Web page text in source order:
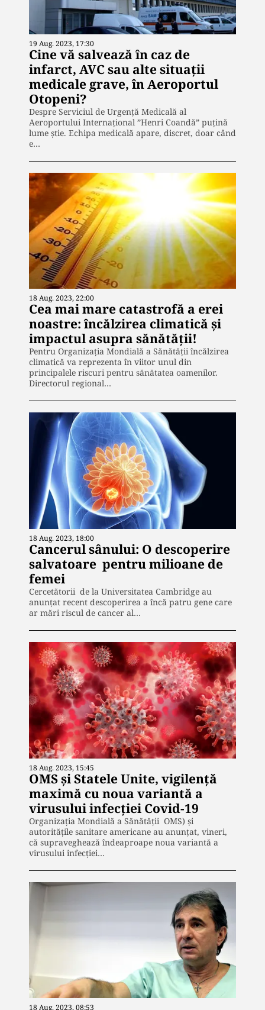
19 Aug. 2023, 17:30
Cine vă salvează în caz de
infarct, AVC sau alte situații
medicale grave, în Aeroportul
Otopeni?
Despre Serviciul de Urgență Medicală al
Aeroportului Internațional ”Henri Coandă” puțină
lume știe. Echipa medicală apare, discret, doar când
e…
18 Aug. 2023, 22:00
Cea mai mare catastrofă a erei
noastre: încălzirea climatică și
impactul asupra sănătății!
Pentru Organizația Mondială a Sănătății încălzirea
climatică va reprezenta în viitor unul din
principalele riscuri pentru sănătatea oamenilor.
Directorul regional…
18 Aug. 2023, 18:00
Cancerul sânului: O descoperire
salvatoare pentru milioane de
femei
Cercetătorii de la Universitatea Cambridge au
anunțat recent descoperirea a încă patru gene care
ar mări riscul de cancer al…
18 Aug. 2023, 15:45
OMS și Statele Unite, vigilență
maximă cu noua variantă a
virusului infecției Covid-19
Organizația Mondială a Sănătății OMS) și
autoritățile sanitare americane au anunțat, vineri,
că supraveghează îndeaproape noua variantă a
virusului infecției…
18 Aug. 2023, 08:53